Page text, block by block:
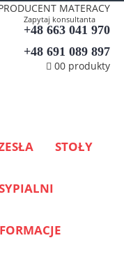
MATERACY
Zapytaj konsultanta
+48 663 041 970
+48 691 089 897
00 produkty
STOŁY